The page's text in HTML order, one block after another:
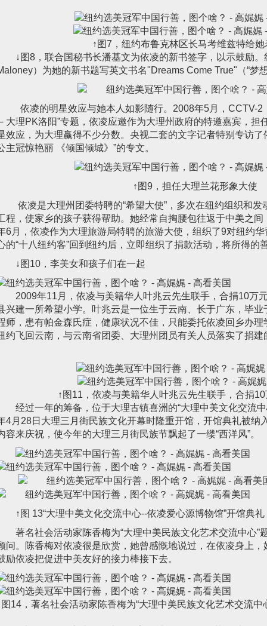
↑图7，纽约布鲁克林区长马考维兹特给
↓图8，联合国秘书长潘基文为依凌的新书签字，以示鼓励
）为她的新书题写英文书名"Dreams Come True"（“梦
依凌的明星效应与她本人如影随行。2008年5月，CCTV-2
大理PK洛阳”专题，依凌应邀作为大理州政府的特邀嘉宾，担
效应，为大理赢得不少分数。央视二套的文字记者特别专访了
主冠惊艳丽 《倾国倾城》”的专文。
↑图9，担任大理兰花形象大使
依凌是大理州团委特聘的“希望大使”，多次在纽约组织和
程，使家乡的孩子获得帮助。她经常自掏腰包往返于中美之
6月，依凌作为大理旅游局特聘的旅游大使，组织了9对纽约
的“十八纽约客”回到纽约后，立即组织了捐款活动，将所得的
↓图10，李美女和孩子们在一起
2009年11月，依凌与美籍华人叶兆云先生联手，合捐10万
兴建一所希望小学。叶兆云是一位生于云南、长于广东，毕
师，患有帕金森氏症，健康状况不佳，只能委托依凌回乡办
约飞回云南，与云南省团委、大理州团员有关人员落实了捐
↑图11，依凌与美籍华人叶兆云先生联手，合捐
经过一年的筹备，位于大理古镇喜洲的“大理中美文化交流
4月28日大理三月街民族文化开幕时隆重开馆，开馆典礼被纳
容来庆祝，使今年的大理三月街民族节飘起了一缕“西洋风”。
↑图 13“大理中美文化交流中心--依凌爱心源博物馆”开馆典礼
著名社会活动家陈香梅为“大理中美民族文化艺术交流中心”
问。陈香梅对依凌很是欣赏，她曾感慨地说过，在依凌身上
励依凌把促进中美友好的接力棒接下去。
图14，著名社会活动家陈香梅为“大理中美民族文化艺术交流中